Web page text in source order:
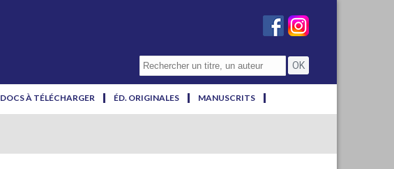
DOCS À TÉLÉCHARGER ÉD. ORIGINALES
MANUSCRITS